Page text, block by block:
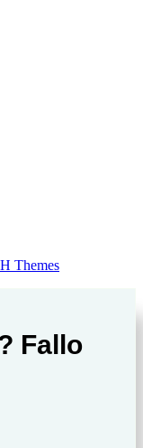
Themes
Fallo